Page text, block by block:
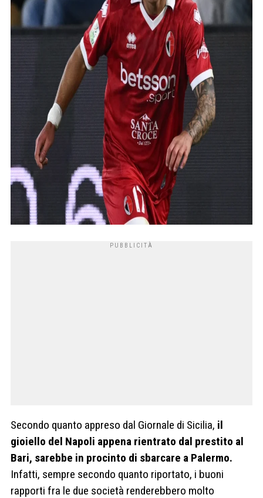
Secondo quanto appreso dal Giornale di Sicilia, il
gioiello del Napoli appena rientrato dal prestito al
Bari, sarebbe in procinto di sbarcare a Palermo.
Infatti, sempre secondo quanto riportato, i buoni
rapporti fra le due società renderebbero molto